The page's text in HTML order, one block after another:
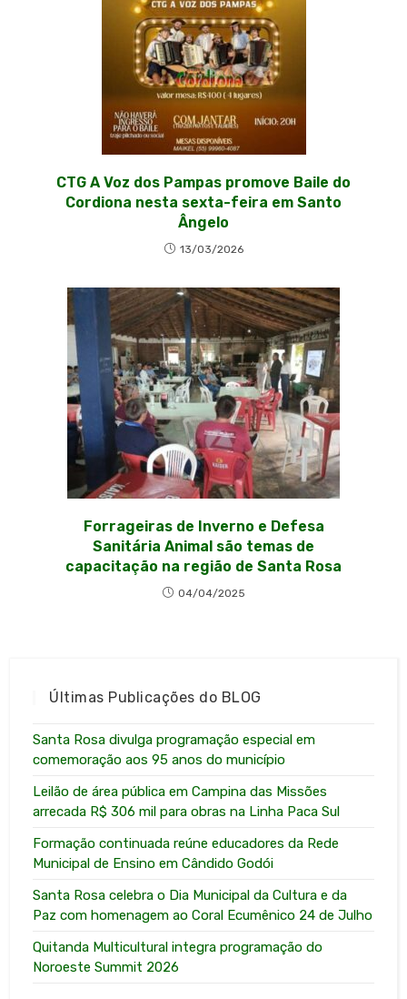
CTG A Voz dos Pampas promove Baile do
Cordiona nesta sexta-feira em Santo
Ângelo
13/03/2026
Forrageiras de Inverno e Defesa
Sanitária Animal são temas de
capacitação na região de Santa Rosa
04/04/2025
Últimas Publicações do BLOG
Santa Rosa divulga programação especial em
comemoração aos 95 anos do município
Leilão de área pública em Campina das Missões
arrecada R$ 306 mil para obras na Linha Paca Sul
Formação continuada reúne educadores da Rede
Municipal de Ensino em Cândido Godói
Santa Rosa celebra o Dia Municipal da Cultura e da
Paz com homenagem ao Coral Ecumênico 24 de Julho
Quitanda Multicultural integra programação do
Noroeste Summit 2026